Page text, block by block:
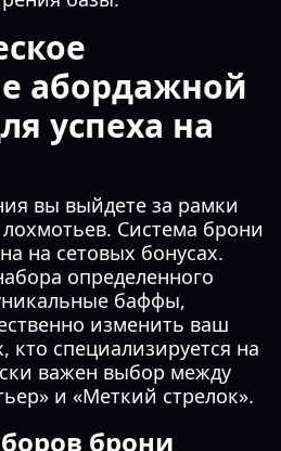
абордажной
успеха на
вы выйдете за рамки
Система брони
на сетовых бонусах.
определенного
баффы,
изменить ваш
кто специализируется на
важен выбор между
и «Меткий стрелок».
брони